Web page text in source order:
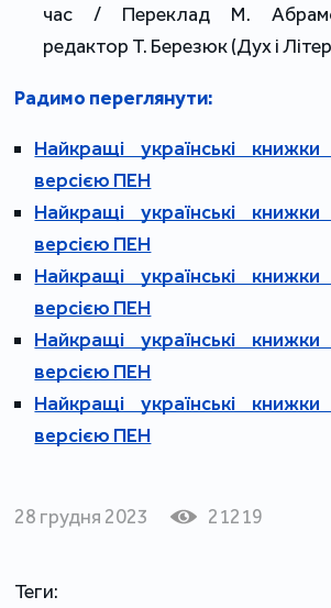
час / Переклад М.
редактор Т. Березюк (Дух і
Радимо переглянути:
Найкращі українські
версією ПЕН
Найкращі українські
верcією ПЕН
Найкращі українські
верcією ПЕН
Найкращі українські
верcією ПЕН
Найкращі українські
версією ПЕН
28 грудня 2023 21219
Теги: